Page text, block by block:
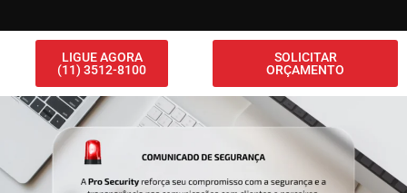
LIGUE AGORA
(11) 3512-8100
SOLICITAR
ORÇAMENTO